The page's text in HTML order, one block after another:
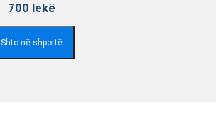
700 lekë
Shto në shportë